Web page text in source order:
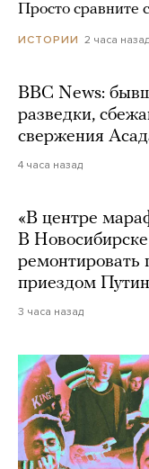
Просто сравните
ИСТОРИИ 2 часа назад
BBC News:
разведки,
свержения
4 часа назад
«В центре
В
ремонтировать
приездом
3 часа назад